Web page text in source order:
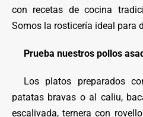
con recetas de cocina
Somos la rosticería ideal para
Prueba nuestros pollos
Los platos preparados
patatas bravas o al caliu,
escalivada, ternera con